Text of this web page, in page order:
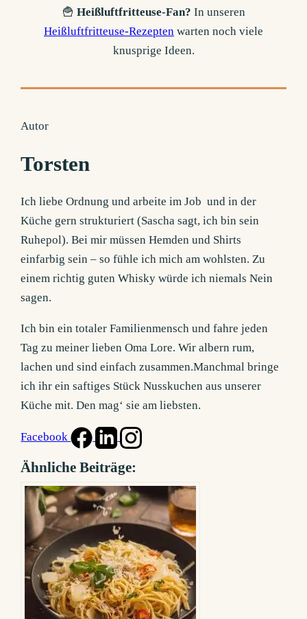
🍟 Heißluftfritteuse-Fan? In unseren
Heißluftfritteuse-Rezepten warten noch viele
knusprige Ideen.
Autor
Torsten
Ich liebe Ordnung und arbeite im Job und in der
Küche gern strukturiert (Sascha sagt, ich bin sein
Ruhepol). Bei mir müssen Hemden und Shirts
einfarbig sein – so fühle ich mich am wohlsten. Zu
einem richtig guten Whisky würde ich niemals Nein
sagen.
Ich bin ein totaler Familienmensch und fahre jeden
Tag zu meiner lieben Oma Lore. Wir albern rum,
lachen und sind einfach zusammen.Manchmal bringe
ich ihr ein saftiges Stück Nusskuchen aus unserer
Küche mit. Den mag‘ sie am liebsten.
Facebook
Ähnliche Beiträge: